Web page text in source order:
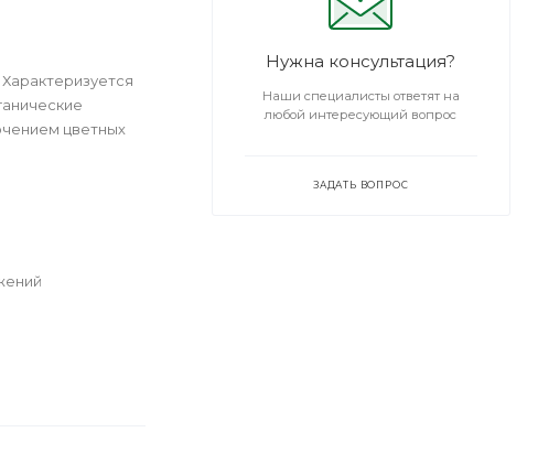
Нужна консультация?
Наши специалисты ответят на
любой интересующий вопрос
ЗАДАТЬ ВОПРОС
цветных